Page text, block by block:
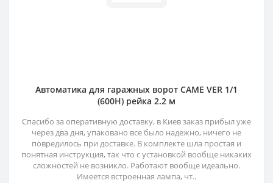
Автоматика для гаражных ворот CAME VER 1/1
(600H) рейка 2.2 м
Спасибо за оперативную доставку, в Киев заказ прибыл уже
через два дня, упаковано все было надежно, ничего не
повредилось при доставке. В комплекте шла простая и
понятная инструкция, так что с установкой вообще никаких
сложностей не возникло. Работают вообще идеально.
Имеется встроенная лампа, чт..